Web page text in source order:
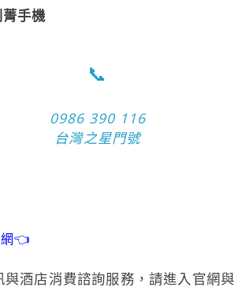
手機
📞
0986 390 116
台灣之星門號
👈
與酒店消費諮詢服務，請進入官網與